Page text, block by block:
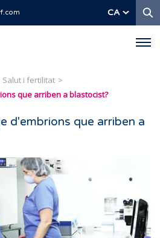
CA
Salut i fertilitat
que arriben a blastocist?
d'embrions que arriben a